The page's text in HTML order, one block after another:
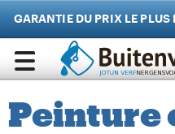
GARANTIE DU PRIX LE PLUS
Peinture